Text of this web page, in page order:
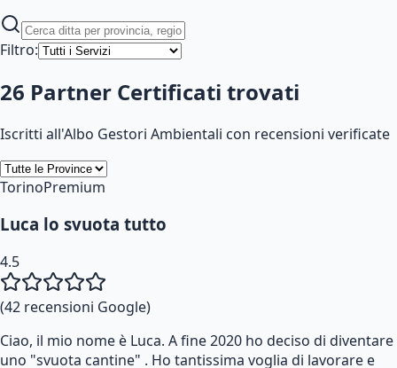
Filtro:
26 Partner Certificati trovati
Iscritti all'Albo Gestori Ambientali con recensioni verificate
TorinoPremium
Luca lo svuota tutto
4.5
(42 recensioni Google)
Ciao, il mio nome è Luca. A fine 2020 ho deciso di diventare
uno "svuota cantine" . Ho tantissima voglia di lavorare e